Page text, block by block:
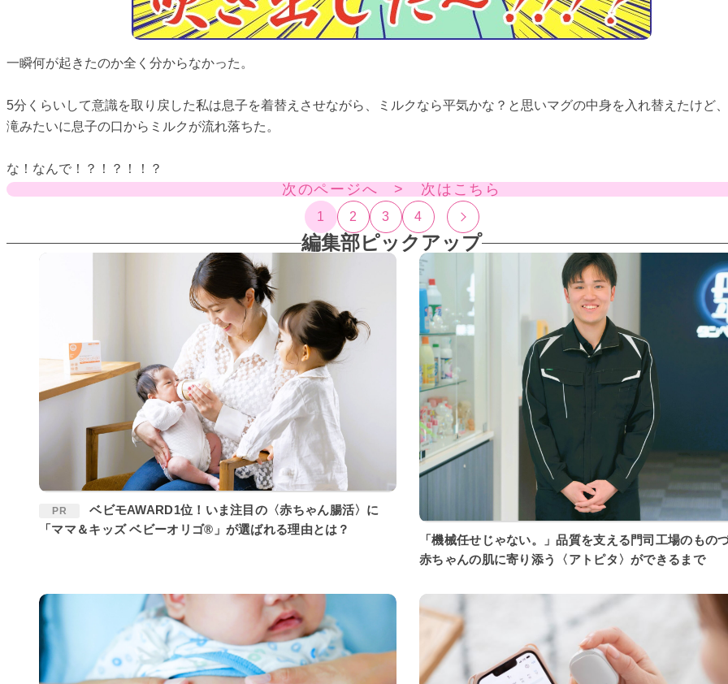
一瞬何が起きたのか全く分からなかった。
5分くらいして意識を取り戻した私は息子を着替えさせながら、ミルクなら平気かな？と思いマグの中身を入れ替えたけど
滝みたいに息子の口からミルクが流れ落ちた。
な！なんで！？！？！！？
次のページへ > 次はこちら
1 2 3 4
編集部ピックアップ
PR
ベビモAWARD1位！いま注目の〈赤ちゃん腸活〉に
「ママ＆キッズ ベビーオリゴ®」が選ばれる理由とは？
「機械任せじゃない。」品質を支える門司工場のもの
赤ちゃんの肌に寄り添う〈アトピタ〉ができるまで